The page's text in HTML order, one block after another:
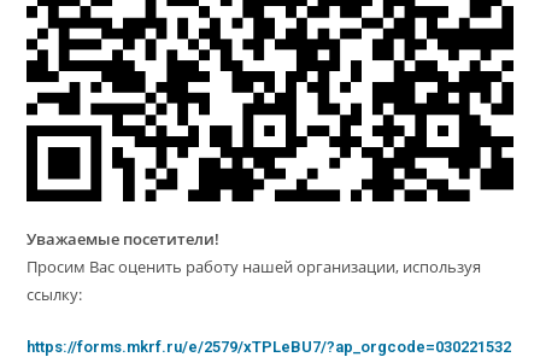
Уважаемые посетители!
Просим Вас оценить работу нашей организации, используя
ссылку:
https://forms.mkrf.ru/e/2579/xTPLeBU7/?ap_orgcode=030221532